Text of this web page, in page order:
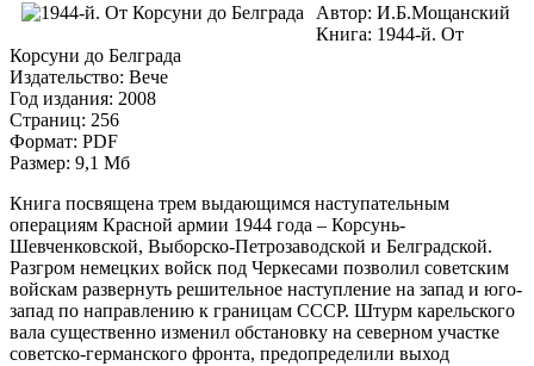
Автор: И.Б.Мощанский
Книга: 1944-й. От
Корсуни до Белграда
Издательство: Вече
Год издания: 2008
Страниц: 256
Формат: PDF
Размер: 9,1 Мб
Книга посвящена трем выдающимся наступательным
операциям Красной армии 1944 года – Корсунь-
Шевченковской, Выборско-Петрозаводской и Белградской.
Разгром немецких войск под Черкесами позволил советским
войскам развернуть решительное наступление на запад и юго-
запад по направлению к границам СССР. Штурм карельского
вала существенно изменил обстановку на северном участке
советско-германского фронта, предопределили выход